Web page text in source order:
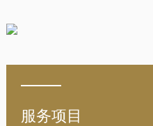
服务项目